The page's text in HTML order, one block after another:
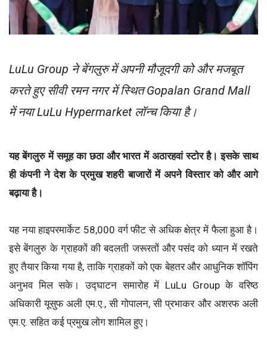
LuLu Group ने बेंगलुरु में अपनी मौजूदगी को और मजबूत
करते हुए सीवी रमन नगर में स्थित Gopalan Grand Mall
में नया LuLu Hypermarket लॉन्च किया है।
यह बेंगलुरु में समूह का छठा और भारत में अठारहवां स्टोर है। इसके साथ
ही कंपनी ने देश के प्रमुख शहरी बाजारों में अपने विस्तार को और आगे
बढ़ाया है।
यह नया हाइपरमार्केट 58,000 वर्ग फीट से अधिक क्षेत्र में फैला हुआ है।
इसे बेंगलुरु के ग्राहकों की बदलती जरूरतों और पसंद को ध्यान में रखते
हुए तैयार किया गया है, ताकि ग्राहकों को एक बेहतर और आधुनिक शॉपिंग
अनुभव मिल सके। उद्घाटन समारोह में LuLu Group के वरिष्ठ
अधिकारी यूसुफ अली एम.ए., सी गोपालन, सी प्रभाकर और अशरफ अली
एम.ए. सहित कई प्रमुख लोग शामिल हुए।